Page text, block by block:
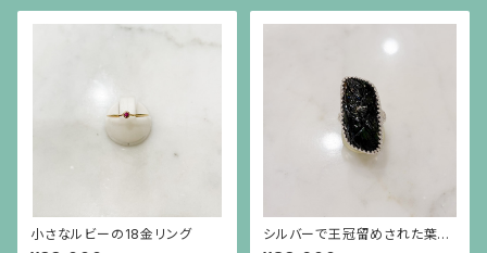
小さなルビーの18金リング
シルバーで王冠留めされた葉模